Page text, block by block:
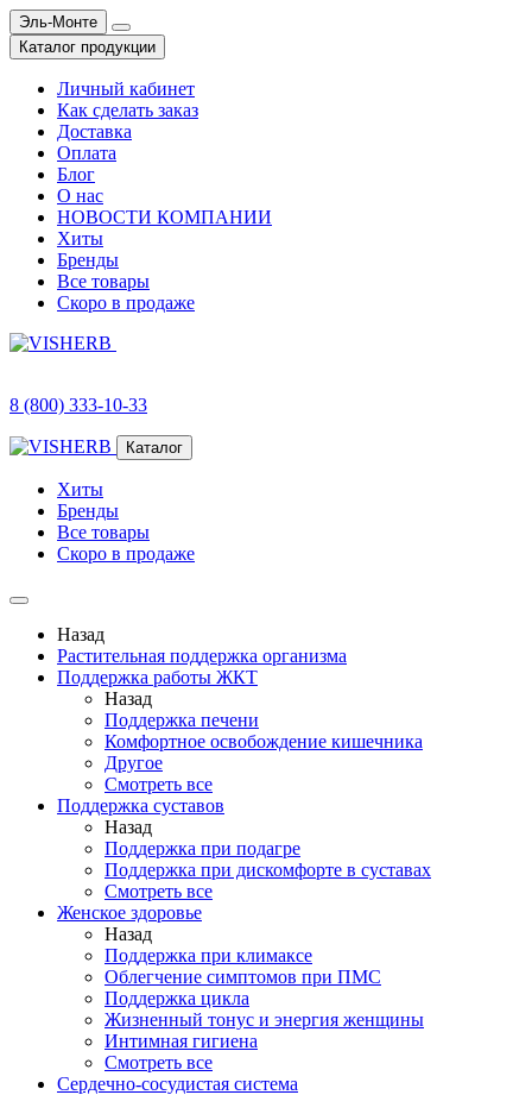
Эль-Монте
Каталог продукции
Личный кабинет
Как сделать заказ
Доставка
Оплата
Блог
О нас
НОВОСТИ КОМПАНИИ
Хиты
Бренды
Все товары
Скоро в продаже
8 (800) 333-10-33
Каталог
Хиты
Бренды
Все товары
Скоро в продаже
Назад
Растительная поддержка организма
Поддержка работы ЖКТ
Назад
Поддержка печени
Комфортное освобождение кишечника
Другое
Смотреть все
Поддержка суставов
Назад
Поддержка при подагре
Поддержка при дискомфорте в суставах
Смотреть все
Женское здоровье
Назад
Поддержка при климаксе
Облегчение симптомов при ПМС
Поддержка цикла
Жизненный тонус и энергия женщины
Интимная гигиена
Смотреть все
Сердечно-сосудистая система